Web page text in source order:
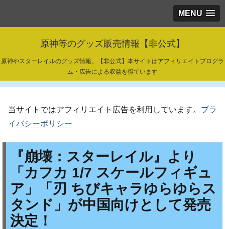
MENU
原神等のグッズ販売情報【非公式】
原神やスターレイルのグッズ情報。【非公式】本サイトはアフィリエイトプログラ
ム・広告による収益を得ています
当サイトではアフィリエイト広告を利用しています。 プラ
イバシーポリシー
『崩壊：スターレイル』より
「カフカ 1/7 スケールフィギュ
ア」「刃 ちびキャラゆらゆらス
タンド」が中国向けとして発売
決定！